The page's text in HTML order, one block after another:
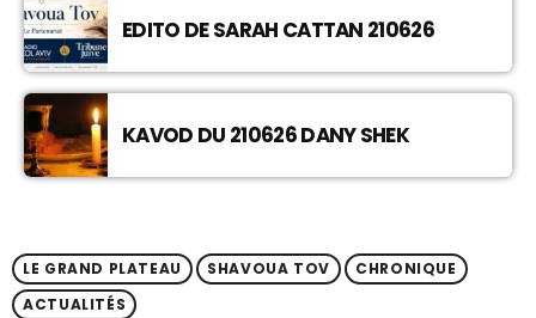
EDITO DE SARAH CATTAN 210626
KAVOD DU 210626 DANY SHEK
LE GRAND PLATEAU SHAVOUA TOV
CHRONIQUE
ACTUALITÉS